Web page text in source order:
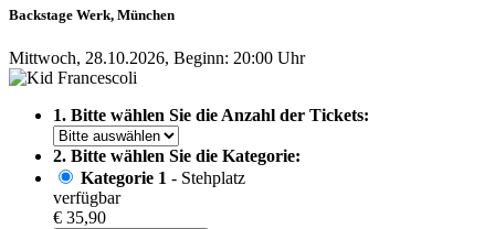
Backstage Werk, München
Mittwoch, 28.10.2026, Beginn: 20:00 Uhr
1. Bitte wählen Sie die Anzahl der Tickets:
2. Bitte wählen Sie die Kategorie:
Kategorie 1 - Stehplatz
verfügbar
€ 35,90